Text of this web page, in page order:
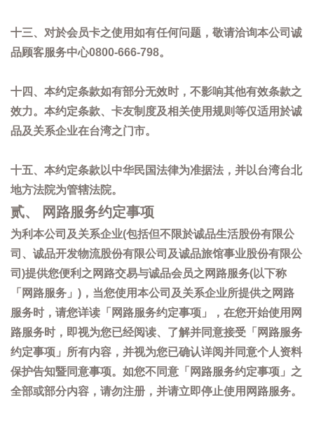
十三、对於会员卡之使用如有任何问题，敬请洽询本公司诚
品顾客服务中心0800-666-798。
十四、本约定条款如有部分无效时，不影响其他有效条款之
效力。本约定条款、卡友制度及相关使用规则等仅适用於诚
品及关系企业在台湾之门市。
十五、本约定条款以中华民国法律为准据法，并以台湾台北
地方法院为管辖法院。
贰、 网路服务约定事项
为利本公司及关系企业(包括但不限於诚品生活股份有限公
司、诚品开发物流股份有限公司及诚品旅馆事业股份有限公
司)提供您便利之网路交易与诚品会员之网路服务(以下称
「网路服务」)，当您使用本公司及关系企业所提供之网路
服务时，请您详读「网路服务约定事项」，在您开始使用网
路服务时，即视为您已经阅读、了解并同意接受「网路服务
约定事项」所有内容，并视为您已确认详阅并同意个人资料
保护告知暨同意事项。如您不同意「网路服务约定事项」之
全部或部分内容，请勿注册，并请立即停止使用网路服务。